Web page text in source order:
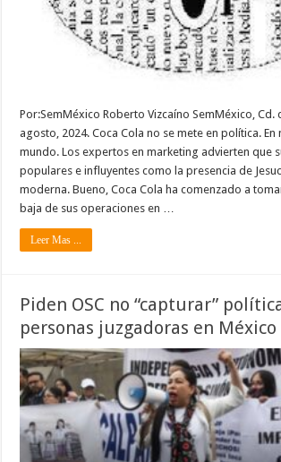
Por:SemMéxico Roberto Vizcaíno SemMéxico, Cd.
agosto, 2024. Coca Cola no se mete en política. En
mundo. Los expertos en marketing advierten que
populares e influyentes como la presencia de
moderna. Bueno, Coca Cola ha comenzado a
baja de sus operaciones en …
Leer Mas ...
Piden OSC no “capturar”
personas juzgadoras en México